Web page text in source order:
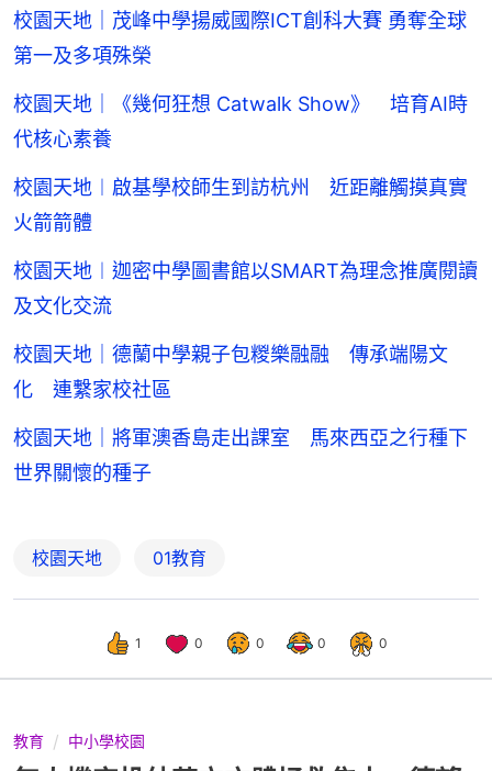
校園天地｜茂峰中學揚威國際ICT創科大賽 勇奪全球
第一及多項殊榮
校園天地｜《幾何狂想 Catwalk Show》 培育AI時
代核心素養
校園天地︱啟基學校師生到訪杭州 近距離觸摸真實
火箭箭體
校園天地︱迦密中學圖書館以SMART為理念推廣閱讀
及文化交流
校園天地｜德蘭中學親子包糉樂融融 傳承端陽文
化 連繫家校社區
校園天地｜將軍澳香島走出課室 馬來西亞之行種下
世界關懷的種子
校園天地 01教育
1 0 0 0 0
教育 中小學校園